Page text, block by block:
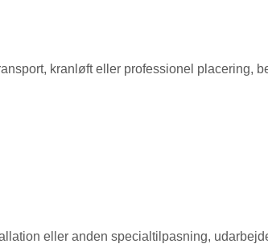
kranløft eller professionel placering,
eller anden specialtilpasning,